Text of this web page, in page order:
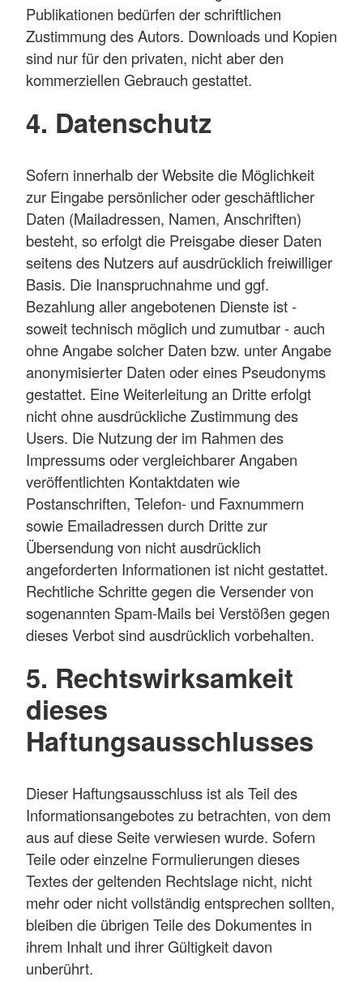
Publikationen bedürfen der schriftlichen
Zustimmung des Autors. Downloads und Kopien
sind nur für den privaten, nicht aber den
kommerziellen Gebrauch gestattet.
4. Datenschutz
Sofern innerhalb der Website die Möglichkeit
zur Eingabe persönlicher oder geschäftlicher
Daten (Mailadressen, Namen, Anschriften)
besteht, so erfolgt die Preisgabe dieser Daten
seitens des Nutzers auf ausdrücklich freiwilliger
Basis. Die Inanspruchnahme und ggf.
Bezahlung aller angebotenen Dienste ist -
soweit technisch möglich und zumutbar - auch
ohne Angabe solcher Daten bzw. unter Angabe
anonymisierter Daten oder eines Pseudonyms
gestattet. Eine Weiterleitung an Dritte erfolgt
nicht ohne ausdrückliche Zustimmung des
Users. Die Nutzung der im Rahmen des
Impressums oder vergleichbarer Angaben
veröffentlichten Kontaktdaten wie
Postanschriften, Telefon- und Faxnummern
sowie Emailadressen durch Dritte zur
Übersendung von nicht ausdrücklich
angeforderten Informationen ist nicht gestattet.
Rechtliche Schritte gegen die Versender von
sogenannten Spam-Mails bei Verstößen gegen
dieses Verbot sind ausdrücklich vorbehalten.
5. Rechtswirksamkeit
dieses
Haftungsausschlusses
Dieser Haftungsausschluss ist als Teil des
Informationsangebotes zu betrachten, von dem
aus auf diese Seite verwiesen wurde. Sofern
Teile oder einzelne Formulierungen dieses
Textes der geltenden Rechtslage nicht, nicht
mehr oder nicht vollständig entsprechen sollten,
bleiben die übrigen Teile des Dokumentes in
ihrem Inhalt und ihrer Gültigkeit davon
unberührt.